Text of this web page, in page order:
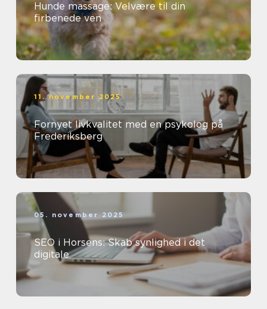
Hunde massage: Velvære til din
firbenede ven
11. november 2025
Fornyet livkvalitet med en psykolog på
Frederiksberg
05. november 2025
SEO i Horsens: Skab synlighed i det
digitale